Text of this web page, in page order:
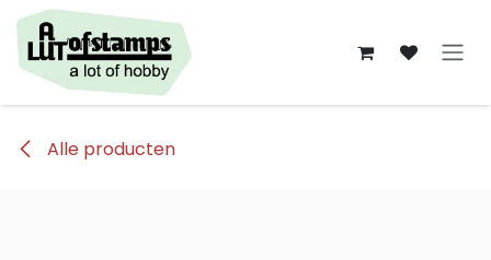
Overslaan naar inhoud
Alle producten